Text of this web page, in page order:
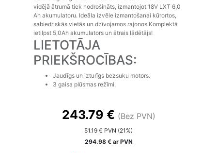
vidējā ātrumā tiek nodrošināts, izmantojot 18V LXT 6,0
Ah akumulatoru. Ideāla izvēle izmantošanai kūrortos,
sabiedriskās vietās un dzīvojamos rajonos.Komplektā
ietilpst 5,0Ah akumulators un ātrais lādētājs!
LIETOTĀJA
PRIEKŠROCĪBAS:
Jaudīgs un izturīgs bezsuku motors.
3 gaisa plūsmas režīmi.
243.79 € (Bez PVN)
51.19 € PVN (21%)
294.98 € ar PVN